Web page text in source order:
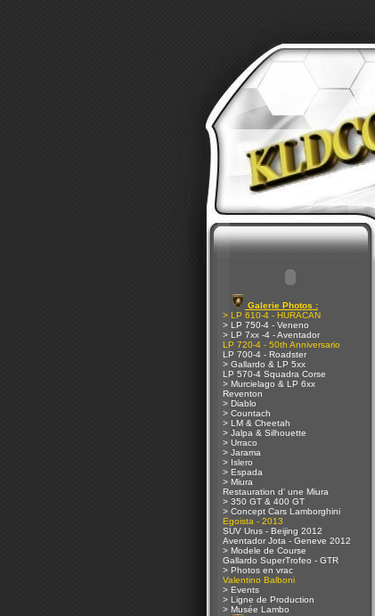
Galerie Photos :
> LP 610-4 - HURACAN
> LP 750-4 - Veneno
> LP 7xx -4 - Aventador
LP 720-4 - 50th Anniversario
LP 700-4 - Roadster
> Gallardo & LP 5xx
LP 570-4 Squadra Corse
> Murcielago & LP 6xx
Reventon
> Diablo
> Countach
> LM & Cheetah
> Jalpa & Silhouette
> Urraco
> Jarama
> Islero
> Espada
> Miura
Restauration d' une Miura
> 350 GT & 400 GT
> Concept Cars Lamborghini
Egoista - 2013
SUV Urus - Beijing 2012
Aventador Jota - Geneve 2012
> Modele de Course
Gallardo SuperTrofeo - GTR
> Photos en vrac
Valentino Balboni
> Events
> Ligne de Production
> Musée Lambo